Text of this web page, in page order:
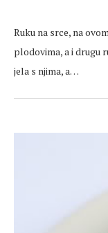
Ruku na srce, na
plodovima, a i drugu
jela s njima, a…